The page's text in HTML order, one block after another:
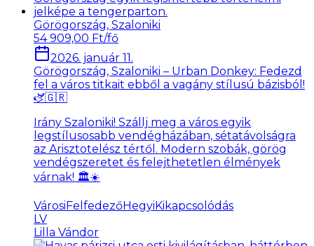
Görögország, Szaloniki
54 909,00 Ft/fő
2026. január 11.
Görögország, Szaloniki – Urban Donkey: Fedezd
fel a város titkait ebből a vagány stílusú bázisból!
🫏🇬🇷
Irány Szaloniki! Szállj meg a város egyik
legstílusosabb vendégházában, sétatávolságra
az Arisztotelész tértől. Modern szobák, görög
vendégszeretet és felejthetetlen élmények
várnak! 🏛️☀️
VárosiFelfedezőHegyiKikapcsolódás
LV
Lilla Vándor